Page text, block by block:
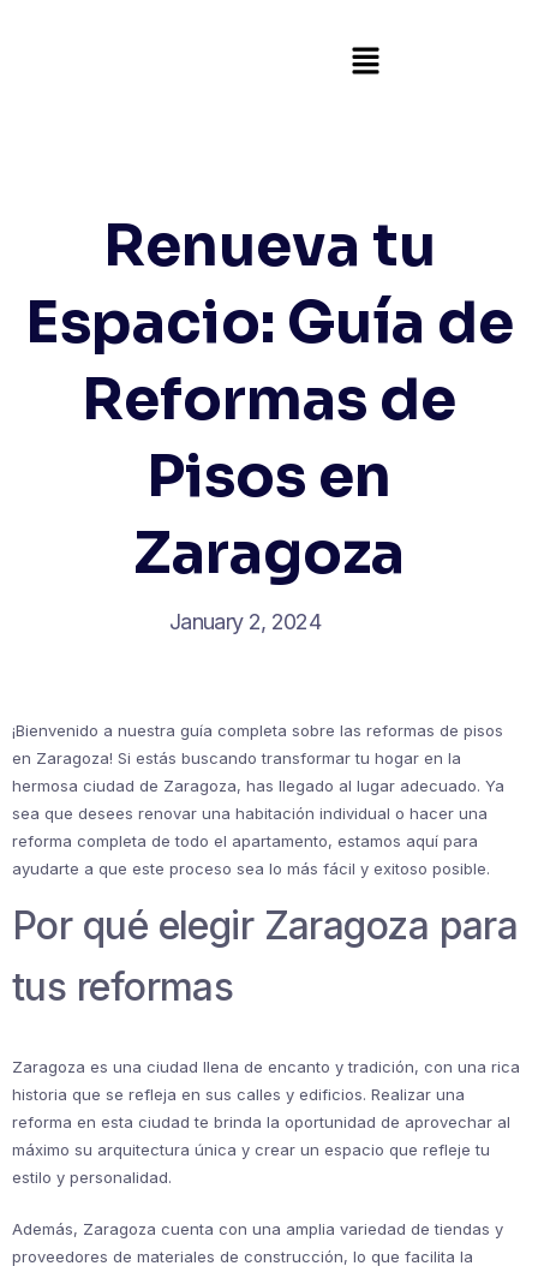
Renueva tu
Espacio: Guía de
Reformas de
Pisos en
Zaragoza
January 2, 2024
¡Bienvenido a nuestra guía completa sobre las reformas de pisos
en Zaragoza! Si estás buscando transformar tu hogar en la
hermosa ciudad de Zaragoza, has llegado al lugar adecuado. Ya
sea que desees renovar una habitación individual o hacer una
reforma completa de todo el apartamento, estamos aquí para
ayudarte a que este proceso sea lo más fácil y exitoso posible.
Por qué elegir Zaragoza para
tus reformas
Zaragoza es una ciudad llena de encanto y tradición, con una rica
historia que se refleja en sus calles y edificios. Realizar una
reforma en esta ciudad te brinda la oportunidad de aprovechar al
máximo su arquitectura única y crear un espacio que refleje tu
estilo y personalidad.
Además, Zaragoza cuenta con una amplia variedad de tiendas y
proveedores de materiales de construcción, lo que facilita la